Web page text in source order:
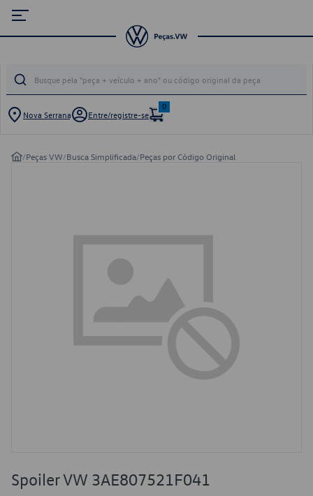
Nova Serrana Entre/registre-se
0
/Peças VW/Busca Simplificada/Peças por Código Original
Spoiler VW 3AE807521F041